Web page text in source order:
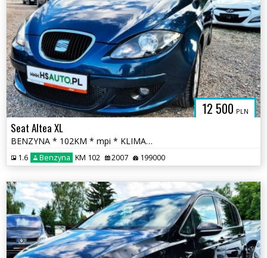
12 500 PLN
Seat Altea XL
BENZYNA * 102KM * mpi * KLIMATYZACJA * super * okazja * polecamy
1.6 Benzyna KM 102 2007 199000